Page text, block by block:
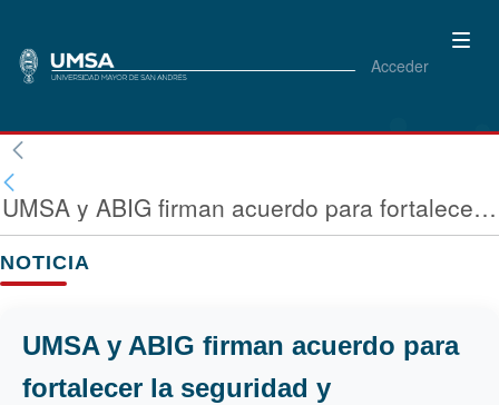
Acceder
UMSA y ABIG firman acuerdo para fortalecer la seguridad y planificación de la infraestructura universitaria
NOTICIA
UMSA y ABIG firman acuerdo para
fortalecer la seguridad y